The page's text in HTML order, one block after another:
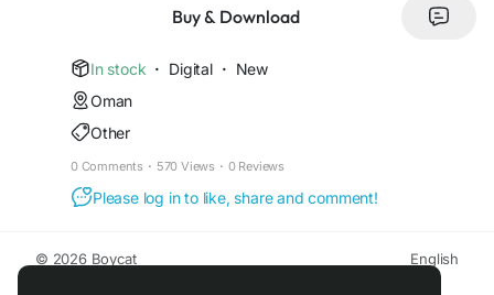
Buy & Download
In stock · Digital · New
Oman
Other
0 Comments · 570 Views · 0 Reviews
Please log in to like, share and comment!
© 2026 Boycat
English